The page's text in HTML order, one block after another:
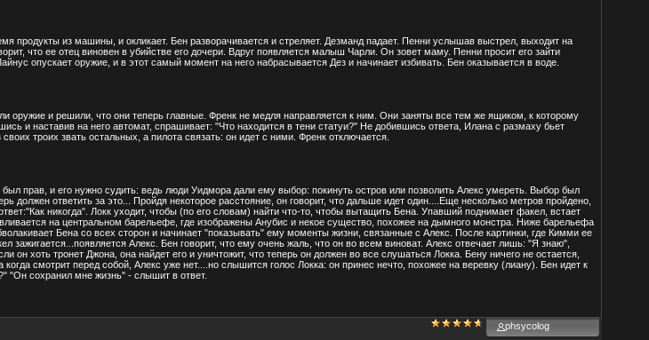
продукты из машины, и окликает. Бен разворачивается и стреляет. Дезманд падает. Пенни услышав выстрел, выходит на
что ее отец виновен в убийстве его дочери. Вдруг появляется малыш Чарли. Он зовет маму. Пенни просит его зайти
опускает оружие, и в этот самый момент на него набрасывается Дез и начинает избивать. Бен оказывается в воде.
оружие и решили, что они теперь главные. Френк не медля направляется к ним. Они заняты все тем же ящиком, к которому
и наставив на него автомат, спрашивает: "Что находится в тени статуи?" Не добившись ответа, Илана с размаху бьет
троих звать остальных, а пилота связать: он идет с ними. Френк отключается.
прав, и его нужно судить: ведь люди Уидмора дали ему выбор: покинуть остров или позволить Алекс умереть. Выбор был
должен ответить за это... Пройдя некоторое расстояние, он говорит, что дальше идет один....Еще несколько метров пройдено,
никогда". Локк уходит, чтобы (по его словам) найти что-то, чтобы вытащить Бена. Упавший поднимает факел, встает
на центральном барельефе, где изображены Анубис и некое существо, похожее на дымного монстра. Ниже барельефа
Бена со всех сторон и начинает "показывать" ему моменты жизни, связанные с Алекс. После картинки, где Кимми ее
зажигается...появляется Алекс. Бен говорит, что ему очень жаль, что он во всем виноват. Алекс отвечает лишь: "Я знаю",
он хоть тронет Джона, она найдет его и уничтожит, что теперь он должен во все слушаться Локка. Бену ничего не остается,
смотрит перед собой, Алекс уже нет....но слышится голос Локка: он принес нечто, похожее на веревку (лиану). Бен идет к
"Он сохранил мне жизнь" - слышит в ответ.
phsycolog